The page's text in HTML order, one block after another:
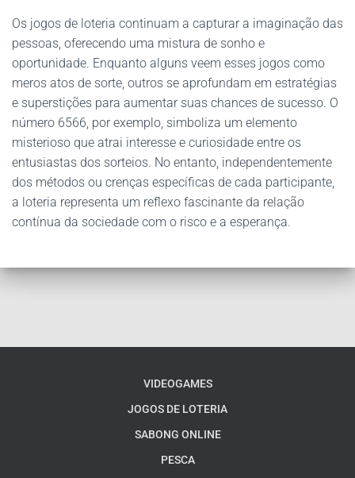
Os jogos de loteria continuam a capturar a imaginação das
pessoas, oferecendo uma mistura de sonho e
oportunidade. Enquanto alguns veem esses jogos como
meros atos de sorte, outros se aprofundam em estratégias
e superstições para aumentar suas chances de sucesso. O
número 6566, por exemplo, simboliza um elemento
misterioso que atrai interesse e curiosidade entre os
entusiastas dos sorteios. No entanto, independentemente
dos métodos ou crenças específicas de cada participante,
a loteria representa um reflexo fascinante da relação
contínua da sociedade com o risco e a esperança.
VIDEOGAMES
JOGOS DE LOTERIA
SABONG ONLINE
PESCA